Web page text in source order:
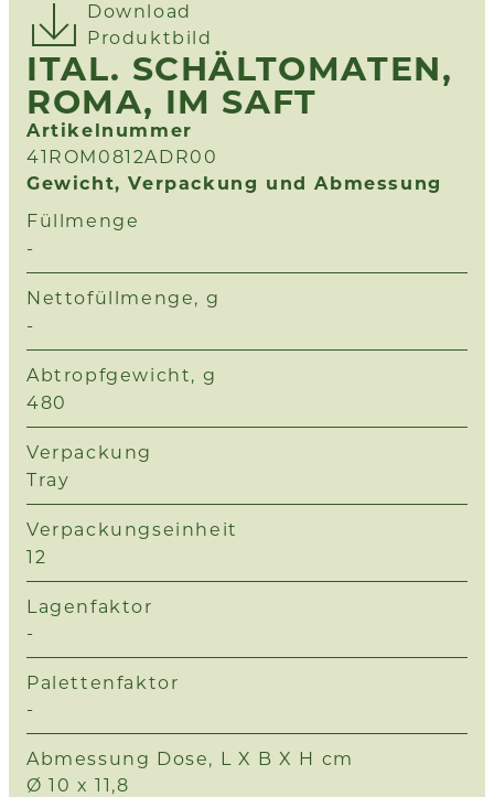
Download
Produktbild
ITAL. SCHÄLTOMATEN,
ROMA, IM SAFT
Artikelnummer
41ROM0812ADR00
Gewicht, Verpackung und Abmessung
Füllmenge
-
Nettofüllmenge, g
-
Abtropfgewicht, g
480
Verpackung
Tray
Verpackungseinheit
12
Lagenfaktor
-
Palettenfaktor
-
Abmessung Dose, L X B X H cm
Ø 10 x 11,8